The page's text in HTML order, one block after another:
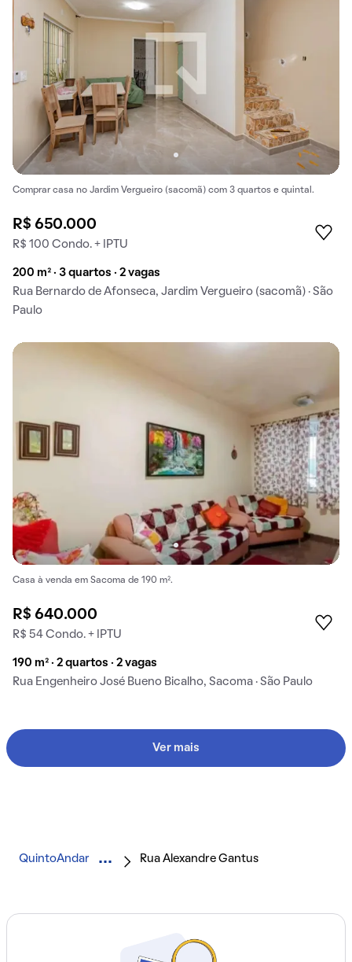
Comprar casa no Jardim Vergueiro (sacomã) com 3 quartos e quintal.
R$ 650.000
R$ 100 Condo. + IPTU
200 m² · 3 quartos · 2 vagas
Rua Bernardo de Afonseca, Jardim Vergueiro (sacomã) · São
Paulo
Casa à venda em Sacoma de 190 m².
R$ 640.000
R$ 54 Condo. + IPTU
190 m² · 2 quartos · 2 vagas
Rua Engenheiro José Bueno Bicalho, Sacoma · São Paulo
Ver mais
QuintoAndar Rua Alexandre Gantus